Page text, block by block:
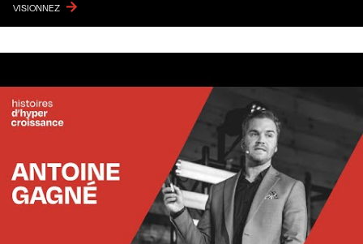
VISIONNEZ